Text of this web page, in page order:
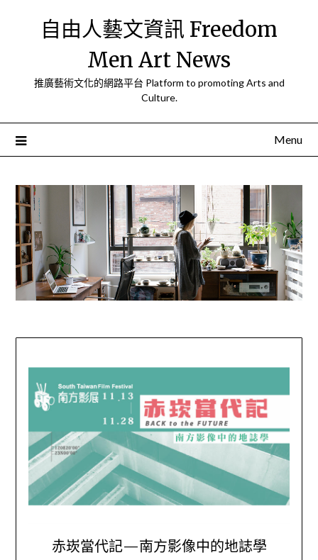
自由人藝文資訊 Freedom
Men Art News
推廣藝術文化的網路平台 Platform to promoting Arts and
Culture.
Menu
赤崁當代記—南方影像中的地誌學